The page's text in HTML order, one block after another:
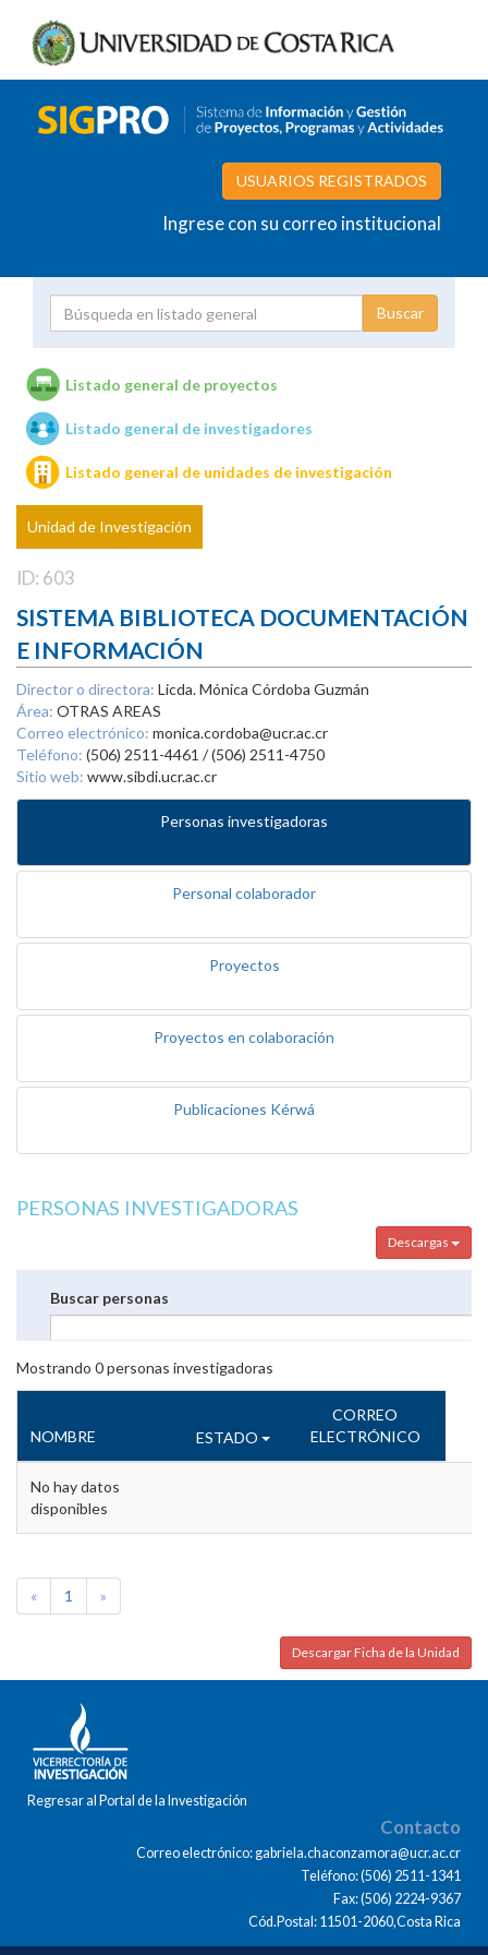
USUARIOS REGISTRADOS
Ingrese con su correo institucional
Unidades de investigación
Listado general de proyectos
Listado general de investigadores
Listado general de unidades de investigación
Unidad de Investigación
ID: 603
SISTEMA BIBLIOTECA DOCUMENTACIÓN
E INFORMACIÓN
Director o directora: Licda. Mónica Córdoba Guzmán
Área: OTRAS AREAS
Correo electrónico: monica.cordoba@ucr.ac.cr
Teléfono: (506) 2511-4461 / (506) 2511-4750
Sitio web: www.sibdi.ucr.ac.cr
Personas investigadoras
Personal colaborador
Proyectos
Proyectos en colaboración
Publicaciones Kérwá
PERSONAS INVESTIGADORAS
Descargas
Buscar personas
Mostrando 0personas investigadoras
NOMBRE ESTADO
CORREO
ELECTRÓNICO
No hay datos
disponibles
« 1 »
Descargar Ficha de la Unidad
Regresar al Portal de la Investigación
Contacto
Correo electrónico: gabriela.chaconzamora@ucr.ac.cr
Teléfono: (506) 2511-1341
Fax: (506) 2224-9367
Cód.Postal: 11501-2060,Costa Rica